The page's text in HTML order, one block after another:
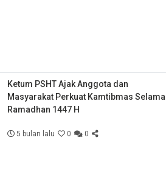
Ketum PSHT Ajak Anggota dan
Masyarakat Perkuat Kamtibmas Selama
Ramadhan 1447 H
5 bulan lalu 0 0